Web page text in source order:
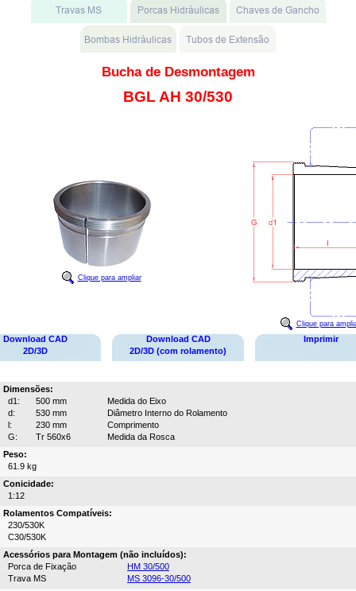
Bucha de Desmontagem
BGL AH 30/530
Clique para ampliar
Clique para
Download CAD
2D/3D
Download CAD
2D/3D (com rolamento)
Imprimir
Dimensões:
d1:
500 mm
Medida do Eixo
d:
530 mm
Diâmetro Interno do Rolamento
l:
230 mm
Comprimento
G:
Tr 560x6
Medida da Rosca
Peso:
61.9 kg
Conicidade:
1:12
Rolamentos Compatíveis:
230/530K
C30/530K
Acessórios para Montagem (não incluídos):
Porca de Fixação
HM 30/500
Trava MS
MS 3096-30/500